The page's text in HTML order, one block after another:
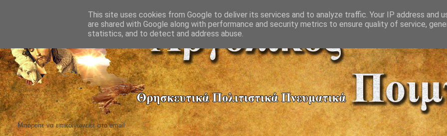
Μπορείτε να επικοινωνείτε στο email
This site uses cookies from Google to deliver its services and to analyze traffic. Your IP address and
are shared with Google along with performance and security metrics to ensure quality of service,
statistics, and to detect and address abuse.